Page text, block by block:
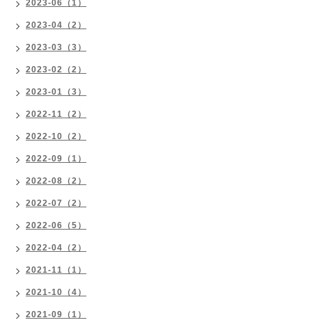
2023-06（1）
2023-04（2）
2023-03（3）
2023-02（2）
2023-01（3）
2022-11（2）
2022-10（2）
2022-09（1）
2022-08（2）
2022-07（2）
2022-06（5）
2022-04（2）
2021-11（1）
2021-10（4）
2021-09（1）